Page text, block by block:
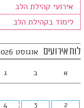
אירועי קהילת הלב
לימוד בקהילת הלב
לוח אירועים אוגוסט 2026
א ב ג
2
3
4